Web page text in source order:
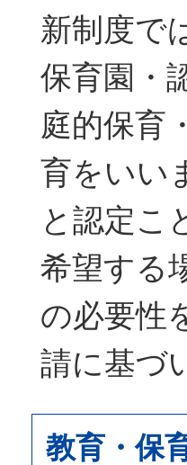
新制度で
保育園・
庭的保育
育をいい
と認定こ
希望する
の必要性
請に基づ
教育・保